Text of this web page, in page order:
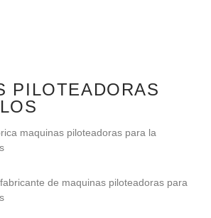
PILOTEADORAS
maquinas piloteadoras para la
de maquinas piloteadoras para